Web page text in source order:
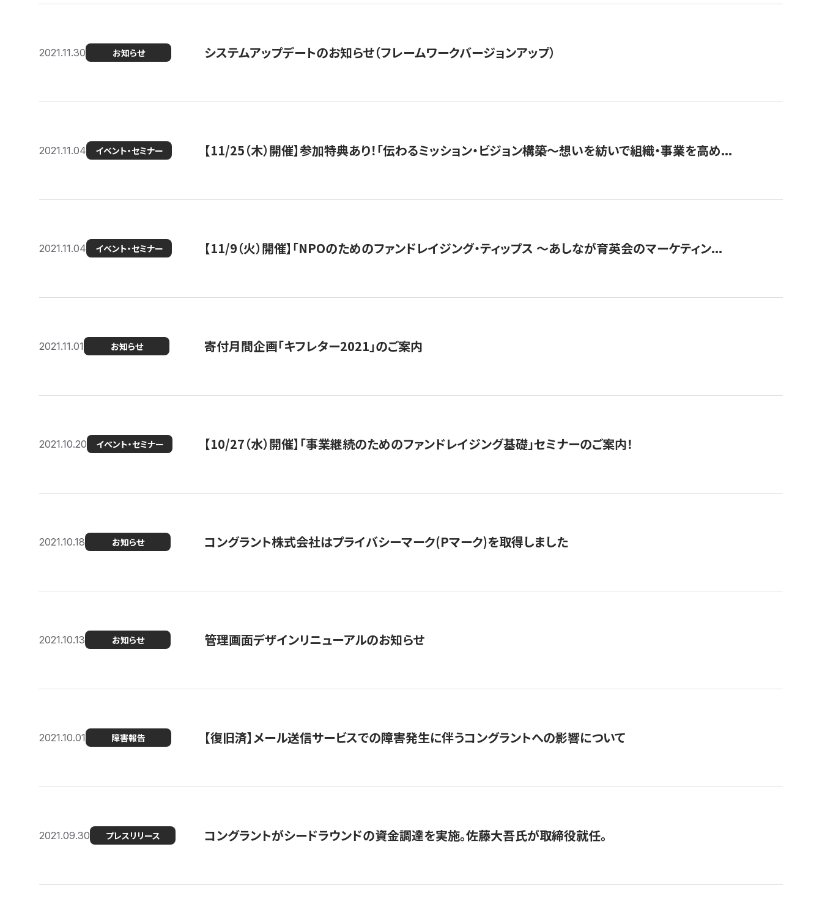
2021.11.30 お知らせ システムアップデートのお知らせ（フレームワークバージョンアップ）
2021.11.04 イベント・セミナー 【11/25（木）開催】参加特典あり！「伝わるミッション・ビジョン構築〜想いを紡いで組織・事業を高め...
2021.11.04 イベント・セミナー 【11/9（火）開催】「NPOのためのファンドレイジング・ティップス 〜あしなが育英会のマーケティン...
2021.11.01 お知らせ 寄付月間企画「キフレター2021」のご案内
2021.10.20 イベント・セミナー 【10/27（水）開催】「事業継続のためのファンドレイジング基礎」セミナーのご案内！
2021.10.18 お知らせ コングラント株式会社はプライバシーマーク(Pマーク)を取得しました
2021.10.13 お知らせ 管理画面デザインリニューアルのお知らせ
2021.10.01 障害報告 【復旧済】メール送信サービスでの障害発生に伴うコングラントへの影響について
2021.09.30 プレスリリース コングラントがシードラウンドの資金調達を実施。佐藤大吾氏が取締役就任。